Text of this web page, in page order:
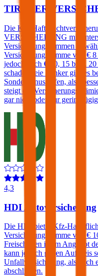
TIROLER
Die Kfz-
VERSICHERUNG mit
Versicherungssummen
Versicherungssumme von €
jedoch auch € 10, 15 bzw.
schadenfreie Lenker gibt es
Sonderbonusstufen, also
steigt die
gar nicht oder nur
4,3
HDI Autoversicherung
Die HDI bietet Kfz-
Versicherungssumme von €
Freischaden ist im Angebot
kann jedoch gegen Aufpreis
Unfallversicherung, als auch
abschließen.